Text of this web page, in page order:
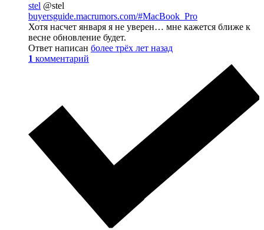
stel @stel
buyersguide.macrumors.com/#MacBook_Pro
Хотя насчет января я не уверен… мне кажется ближе к
весне обновление будет.
Ответ написан более трёх лет назад
1 комментарий